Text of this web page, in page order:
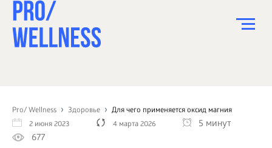
Pro/ Wellness Здоровье
Для чего применяется оксид магния
2 июня 2023
4 марта 2026
5 минут
677
СПОРТ
ЗДОРОВЬЕ